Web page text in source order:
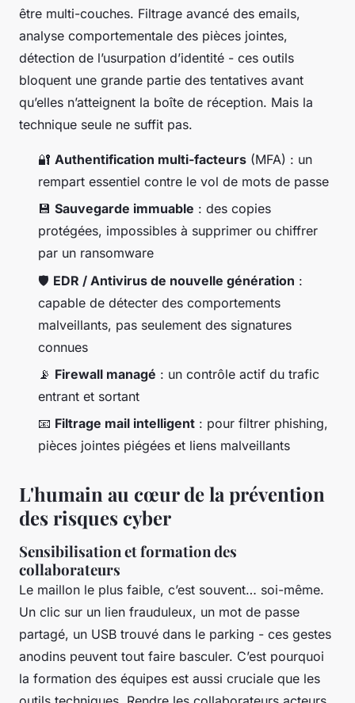
être multi-couches. Filtrage avancé des emails,
analyse comportementale des pièces jointes,
détection de l’usurpation d’identité - ces outils
bloquent une grande partie des tentatives avant
qu’elles n’atteignent la boîte de réception. Mais la
technique seule ne suffit pas.
🔐 Authentification multi-facteurs (MFA) : un
rempart essentiel contre le vol de mots de passe
💾 Sauvegarde immuable : des copies
protégées, impossibles à supprimer ou chiffrer
par un ransomware
🛡️ EDR / Antivirus de nouvelle génération :
capable de détecter des comportements
malveillants, pas seulement des signatures
connues
📡 Firewall managé : un contrôle actif du trafic
entrant et sortant
📧 Filtrage mail intelligent : pour filtrer phishing,
pièces jointes piégées et liens malveillants
L'humain au cœur de la prévention
des risques cyber
Sensibilisation et formation des
collaborateurs
Le maillon le plus faible, c’est souvent… soi-même.
Un clic sur un lien frauduleux, un mot de passe
partagé, un USB trouvé dans le parking - ces gestes
anodins peuvent tout faire basculer. C’est pourquoi
la formation des équipes est aussi cruciale que les